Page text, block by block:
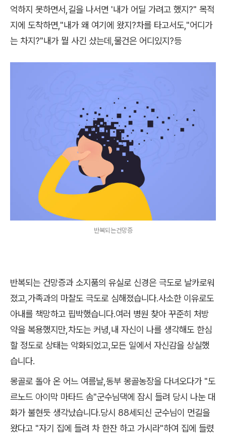
억하지 못하면서,길을 나서면 '내가 어딜 가려고 했지?" 목적
지에 도착하면,"내가 왜 여기에 왔지?차를 타고서도,"어디가
는 차지?"내가 뭘 사긴 샀는데,물건은 어디있지?등
반복되는건망증
반복되는 건망증과 소지품의 유실로 신경은 극도로 날카로워
졌고,가족과의 마찰도 극도로 심해졌습니다.사소한 이유로도
아내를 책망하고 핍박했습니다.여러 병원 찾아 꾸준히 처방
약을 복용했지만,차도는 커녕,내 자신이 나를 생각해도 한심
할 정도로 상태는 악화되었고,모든 일에서 자신감을 상실했
습니다.
몽골로 돌아 온 어느 여름날,동부 몽골농장을 다녀오다가 "도
르노드 아이막 마타드 솜"군수님댁에 잠시 들려 당시 나눈 대
화가 불현듯 생각났습니다.당시 88세되신 군수님이 먼길을
왔다고 "자기 집에 들려 차 한잔 하고 가시라"하여 집에 들렸